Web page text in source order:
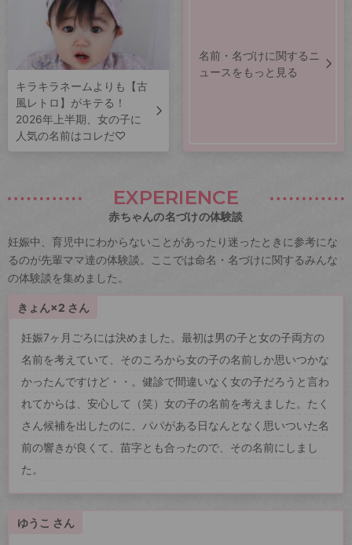
キラキラネームよりも【古
風レトロ】がキテる！
2026年上半期、女の子に
人気の名前はコレだ♡
名前・名づけに関するニ
ュースをもっと見る
EXPERIENCE
赤ちゃんの名づけの体験談
妊娠中、育児中にわからないことがあったり迷ったときに参考にな
るのが先輩ママ達の体験談。ここでは命名・名づけに関するみんな
の体験談を集めました。
きょん×2 さん
妊娠7ヶ月ごろには決めました。最初は男の子と女の子両方の
名前を考えていて、そのころから女の子の名前しか思いつかな
かったんですけど・・。健診で間違いなく女の子だろうと言わ
れてからは、安心して（笑）女の子の名前を考えました。たく
さん候補を出したのに、パパがある日なんとなく思いついた名
前の響きが良くて、苗字とも合ったので、その名前にしまし
た。
ゆうこ さん